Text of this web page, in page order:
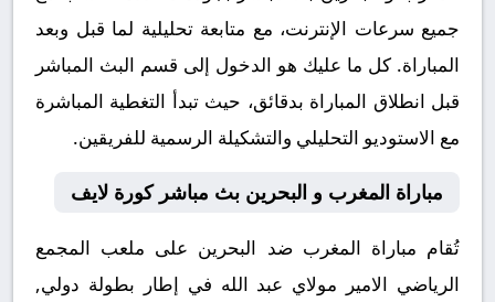
جميع سرعات الإنترنت، مع متابعة تحليلية لما قبل وبعد
المباراة. كل ما عليك هو الدخول إلى قسم البث المباشر
قبل انطلاق المباراة بدقائق، حيث تبدأ التغطية المباشرة
مع الاستوديو التحليلي والتشكيلة الرسمية للفريقين.
مباراة المغرب و البحرين بث مباشر كورة لايف
تُقام مباراة المغرب ضد البحرين على ملعب المجمع
الرياضي الامير مولاي عبد الله في إطار بطولة دولي,